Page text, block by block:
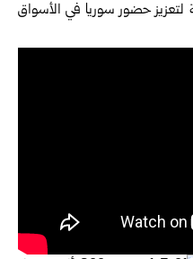
لتعزيز حضور سوريا في الأسواق